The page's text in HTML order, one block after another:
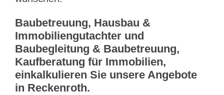
Baubetreuung, Hausbau &
Immobiliengutachter und
Baubegleitung & Baubetreuung,
Kaufberatung für Immobilien,
einkalkulieren Sie unsere Angebote
in Reckenroth.